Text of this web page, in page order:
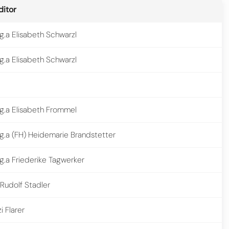
Elisabeth Schwarzl
Elisabeth Schwarzl
Elisabeth Frommel
(FH) Heidemarie Brandstetter
Friederike Tagwerker
Stadler
Flarer